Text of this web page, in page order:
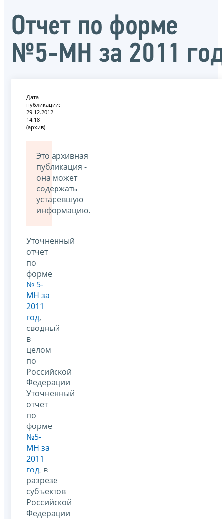
Oтчет по форме
№5-МН за 2011
Дата
публикации:
29.12.2012
14:18
(архив)
Это архивная
публикация -
она может
содержать
устаревшую
информацию.
Уточненный
отчет
по
форме
№ 5-
МН за
2011
год,
сводный
в
целом
по
Российской
Федерации
Уточненный
отчет
по
форме
№5-
МН за
2011
год, в
разрезе
субъектов
Российской
Федерации